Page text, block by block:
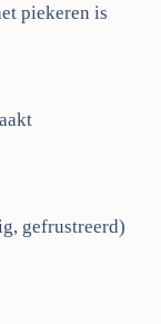
piekeren is
gefrustreerd)